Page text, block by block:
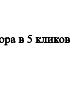
в 5 кликов